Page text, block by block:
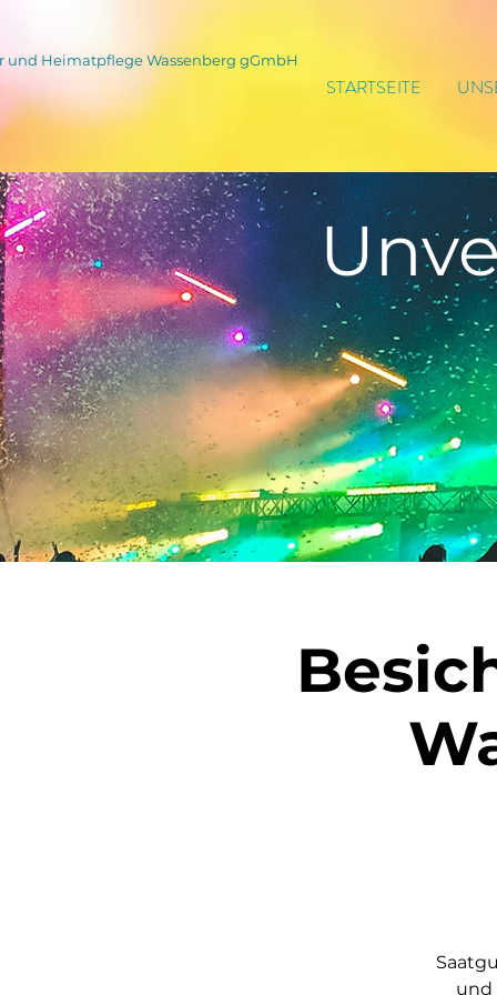
und Heimatpflege Wassenberg gGmbH
STARTSEITE
und